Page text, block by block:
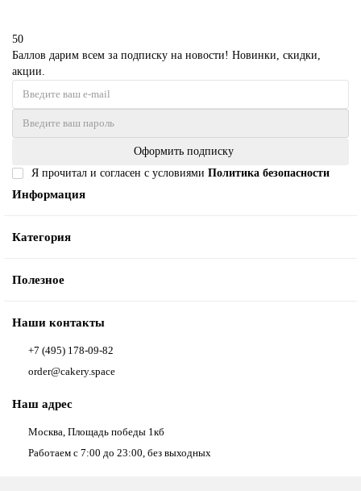
50
Баллов дарим всем за подписку на новости! Новинки, скидки,
акции.
Оформить подписку
Я прочитал и согласен с условиями Политика безопасности
Информация
Категория
Полезное
Наши контакты
+7 (495) 178-09-82
order@cakery.space
Наш адрес
Москва, Площадь победы 1кб
Работаем с 7:00 до 23:00, без выходных